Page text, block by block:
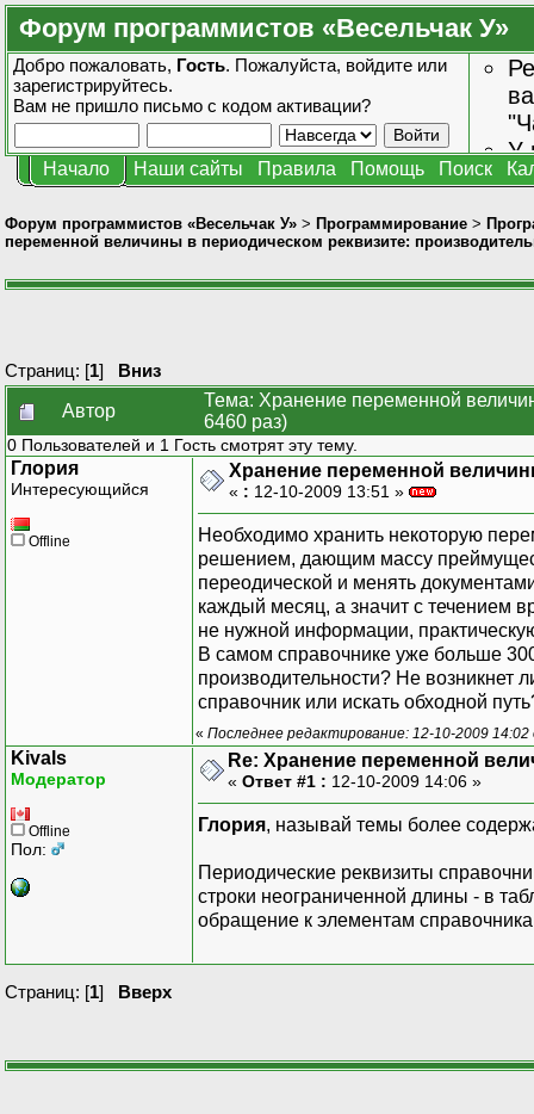
Форум программистов «Весельчак У»
Добро пожаловать, Гость. Пожалуйста, войдите или
зарегистрируйтесь.
Вам не пришло письмо с кодом активации?
У
Начало Наши сайты Правила Помощь Поиск
Форум программистов «Весельчак У» > Программирование >
переменной величины в периодическом реквизите:
Страниц: [1] Вниз
Автор
Тема: Хранение переменной
6460 раз)
0 Пользователей и 1 Гость смотрят эту тему.
Глория
Интересующийся
Offline
Хранение переменной
« : 12-10-2009 13:51 »
Необходимо хранить некоторую
решением, дающим массу
переодической и менять
каждый месяц, а значит с течением
не нужной информации,
В самом справочнике уже больше
производительности? Не
справочник или искать обходной
« Последнее редактирование: 12-10-2009
Kivals
Модератор
Offline
Пол:
Re: Хранение переменной
« Ответ #1 : 12-10-2009 14:06 »
Глория, называй темы более
Периодические реквизиты
строки неограниченной длины - в
обращение к элементам
Страниц: [1] Вверх